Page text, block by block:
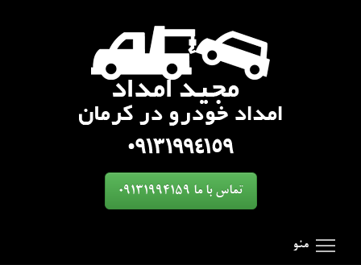
تماس با ما 09131994159
Search Results for 'toggle'
منو